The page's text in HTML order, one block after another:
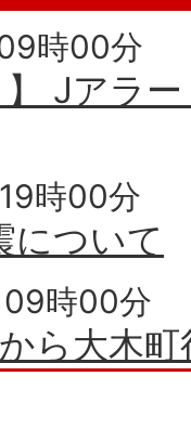
時00分
】 Jアラ
時00分
について
時00分
ら大木